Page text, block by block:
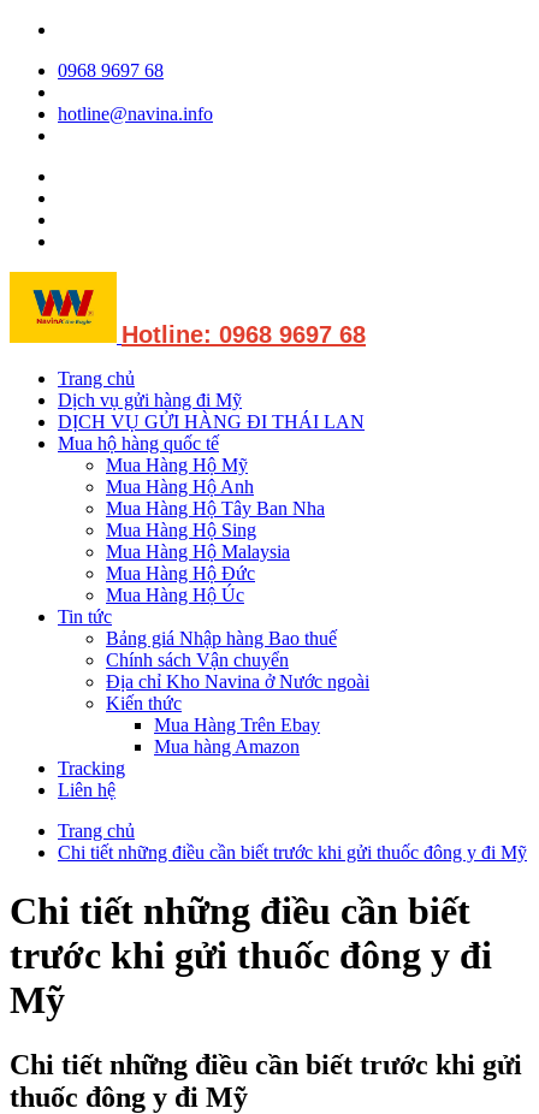
0968 9697 68
hotline@navina.info
Hotline: 0968 9697 68
Trang chủ
Dịch vụ gửi hàng đi Mỹ
DỊCH VỤ GỬI HÀNG ĐI THÁI LAN
Mua hộ hàng quốc tế
Mua Hàng Hộ Mỹ
Mua Hàng Hộ Anh
Mua Hàng Hộ Tây Ban Nha
Mua Hàng Hộ Sing
Mua Hàng Hộ Malaysia
Mua Hàng Hộ Đức
Mua Hàng Hộ Úc
Tin tức
Bảng giá Nhập hàng Bao thuế
Chính sách Vận chuyển
Địa chỉ Kho Navina ở Nước ngoài
Kiến thức
Mua Hàng Trên Ebay
Mua hàng Amazon
Tracking
Liên hệ
Trang chủ
Chi tiết những điều cần biết trước khi gửi thuốc đông y đi Mỹ
Chi tiết những điều cần biết
trước khi gửi thuốc đông y đi
Mỹ
Chi tiết những điều cần biết trước khi gửi
thuốc đông y đi Mỹ